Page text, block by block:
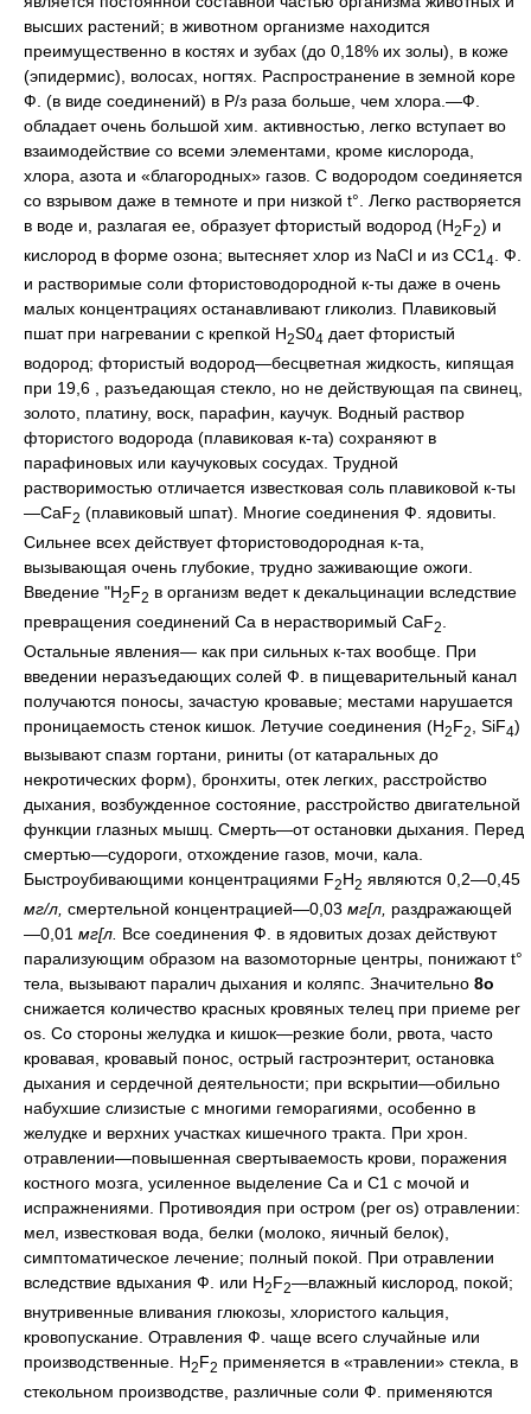
высших растений; в животном организме находится
преимущественно в костях и зубах (до 0,18% их золы), в коже
(эпидермис), волосах, ногтях. Распространение в земной коре
Ф. (в виде соединений) в Р/з раза больше, чем хлора.—Ф.
обладает очень большой хим. активностью, легко вступает во
взаимодействие со всеми элементами, кроме кислорода,
хлора, азота и «благородных» газов. С водородом соединяется
со взрывом даже в темноте и при низкой t°. Легко растворяется
в воде и, разлагая ее, образует фтористый водород (H2F2) и
кислород в форме озона; вытесняет хлор из NaCl и из СС1 4
. Ф.
и растворимые соли фтористоводородной к-ты даже в очень
малых концентрациях останавливают гликолиз. Плавиковый
пшат при нагревании с крепкой H2S04 дает фтористый
водород; фтористый водород—бесцветная жидкость, кипящая
при 19,6 , разъедающая стекло, но не действующая па свинец,
золото, платину, воск, парафин, каучук. Водный раствор
фтористого водорода (плавиковая к-та) сохраняют в
парафиновых или каучуковых сосудах. Трудной
растворимостью отличается известковая соль плавиковой к-ты
—CaF2 (плавиковый шпат). Многие соединения Ф. ядовиты.
Сильнее всех действует фтористоводородная к-та,
вызывающая очень глубокие, трудно заживающие ожоги.
Введение "H2F2 в организм ведет к декальцинации вследствие
превращения соединений Са в нерастворимый CaF2
Остальные явления— как при сильных к-тах вообще. При
введении неразъедающих солей Ф. в пищеварительный канал
получаются поносы, зачастую кровавые; местами нарушается
проницаемость стенок кишок. Летучие соединения (H2F2 , SiF4)
вызывают спазм гортани, риниты (от катаральных до
некротических форм), бронхиты, отек легких, расстройство
дыхания, возбужденное состояние, расстройство двигательной
функции глазных мышц. Смерть—от остановки дыхания. Перед
смертью—судороги, отхождение газов, мочи, кала.
Быстроубивающими концентрациями F2H2 являются 0,2—0,45
мг/л, смертельной концентрацией—0,03 мг[л, раздражающей
—0,01 мг[л. Все соединения Ф. в ядовитых дозах действуют
парализующим образом на вазомоторные центры, понижают t°
тела, вызывают паралич дыхания и коляпс. Значительно 8о
снижается количество красных кровяных телец при приеме per
os. Co стороны желудка и кишок—резкие боли, рвота, часто
кровавая, кровавый понос, острый гастроэнтерит, остановка
дыхания и сердечной деятельности; при вскрытии—обильно
набухшие слизистые с многими геморагиями, особенно в
желудке и верхних участках кишечного тракта. При хрон.
отравлении—повышенная свертываемость крови, поражения
костного мозга, усиленное выделение Са и С1 с мочой и
испражнениями. Противоядия при остром (per os) отравлении:
мел, известковая вода, белки (молоко, яичный белок),
симптоматическое лечение; полный покой. При отравлении
вследствие вдыхания Ф. или H2F2—влажный кислород, покой;
внутривенные вливания глюкозы, хлористого кальция,
кровопускание. Отравления Ф. чаще всего случайные или
производственные. H2F2 применяется в «травлении» стекла, в
стекольном производстве, различные соли Ф. применяются